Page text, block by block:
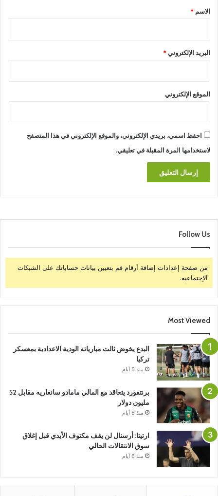
*
الاسم *
البريد الإلكتروني*
الموقع الإلكتروني
احفظ اسمي، بريدي الإلكتروني، والموقع الإلكتروني في هذا المتصفح
لاستخدامها المرة المقبلة في تعليقي.
Follow Us
من صفحة إعدادات إضافة أرقام قم بتعيين بيانات حساباتك على الشبكات
الإجتماعية.
Most Viewed
البدع يخوض ثالث مبارياته الودية الاعدادية بمعسكر
تركيا
منذ 5 أيام
برنتفورد يتعاقد مع المالي مامادو سانغاريه مقابل 52
مليون دولار
منذ 6 أيام
ارتيتا: أرسنال لن يقف مكتوف الأيدي قبل إغلاق
سوق الانتقالات الحالي
منذ 6 أيام